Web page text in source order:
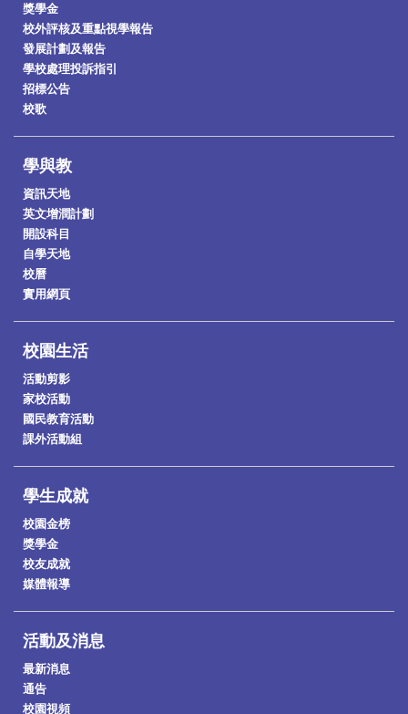
獎學金
校外評核及重點視學報告
發展計劃及報告
學校處理投訴指引
招標公告
校歌
學與教
資訊天地
英文增潤計劃
開設科目
自學天地
校曆
實用網頁
校園生活
活動剪影
家校活動
國民教育活動
課外活動組
學生成就
校園金榜
獎學金
校友成就
媒體報導
活動及消息
最新消息
通告
校園視頻